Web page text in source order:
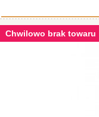
Chwilowo brak towaru